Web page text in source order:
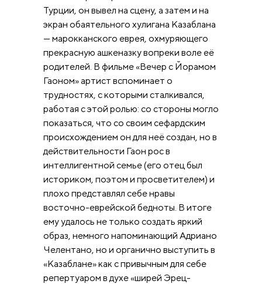
Турции, он вывел на сцену, а затем и на
экран обаятельного хулигана Казаблана
— марокканского еврея, охмуряющего
прекрасную ашкеназку вопреки воле её
родителей. В фильме «Вечер с Йорамом
Гаоном» артист вспоминает о
трудностях, с которыми сталкивался,
работая с этой ролью: со стороны могло
показаться, что со своим сефардским
происхождением он для неё создан, но в
действительности Гаон рос в
интеллигентной семье (его отец был
историком, поэтом и просветителем) и
плохо представлял себе нравы
восточно-еврейской бедноты. В итоге
ему удалось не только создать яркий
образ, немного напоминающий Адриано
Челентано, но и органично выступить в
«Казаблане» как с привычным для себе
репертуаром в духе «ширей Эрец-